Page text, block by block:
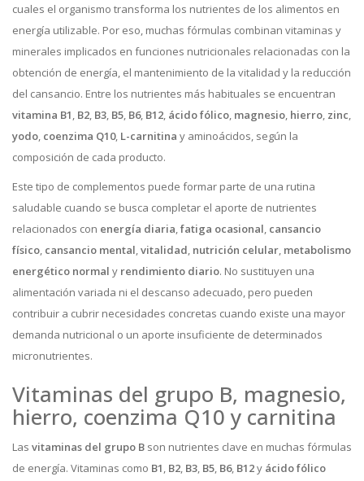
cuales el organismo transforma los nutrientes de los alimentos en
energía utilizable. Por eso, muchas fórmulas combinan vitaminas y
minerales implicados en funciones nutricionales relacionadas con la
obtención de energía, el mantenimiento de la vitalidad y la reducción
del cansancio. Entre los nutrientes más habituales se encuentran
vitamina B1, B2, B3, B5, B6, B12, ácido fólico, magnesio, hierro, zinc,
yodo, coenzima Q10, L-carnitina y aminoácidos, según la
composición de cada producto.
Este tipo de complementos puede formar parte de una rutina
saludable cuando se busca completar el aporte de nutrientes
relacionados con energía diaria,fatiga ocasional, cansancio
físico, cansancio mental,vitalidad, nutrición celular, metabolismo
energético normal y rendimiento diario. No sustituyen una
alimentación variada ni el descanso adecuado, pero pueden
contribuir a cubrir necesidades concretas cuando existe una mayor
demanda nutricional o un aporte insuficiente de determinados
micronutrientes.
Vitaminas del grupo B, magnesio,
hierro, coenzima Q10 y carnitina
Las vitaminas del grupo B son nutrientes clave en muchas fórmulas
de energía. Vitaminas como B1, B2, B3, B5, B6, B12y ácido fólico